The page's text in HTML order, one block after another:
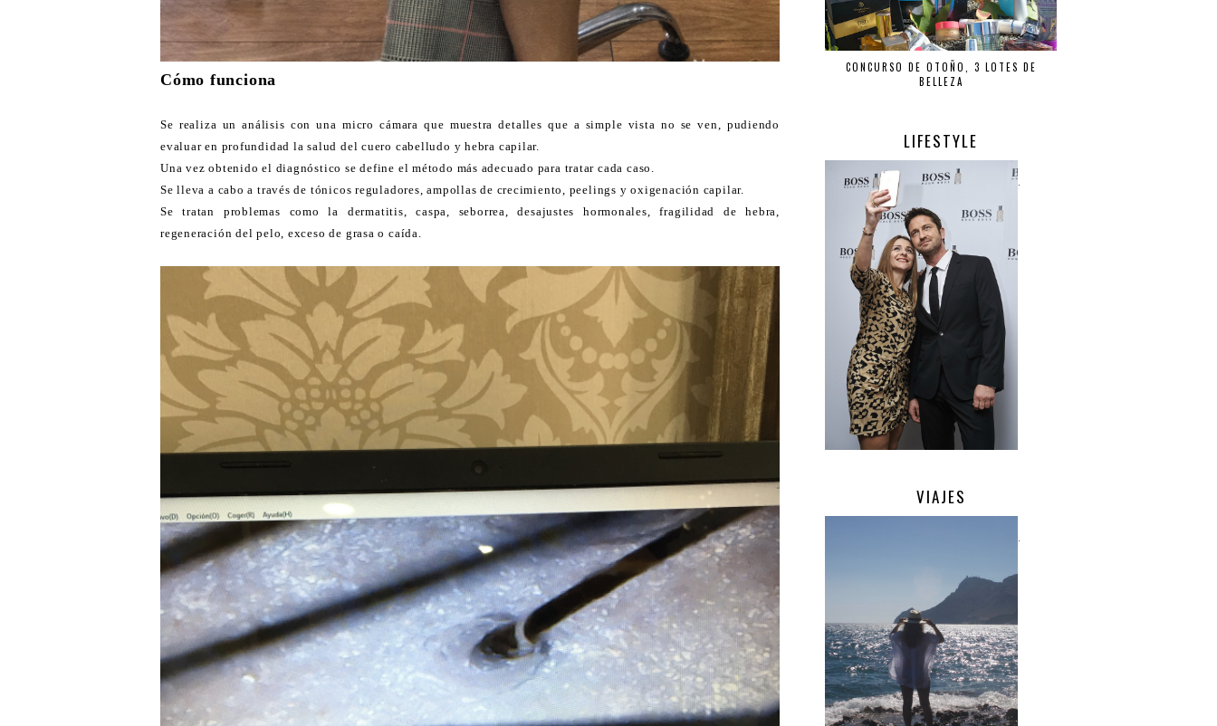
Cómo funciona
Se realiza un análisis con una micro cámara que muestra detalles que a simple vista no se ven, pudiendo
evaluar en profundidad la salud del cuero cabelludo y hebra capilar.
Una vez obtenido el diagnóstico se define el método más adecuado para tratar cada caso.
Se lleva a cabo a través de tónicos reguladores, ampollas de crecimiento, peelings y oxigenación capilar.
Se tratan problemas como la dermatitis, caspa, seborrea, desajustes hormonales, fragilidad de hebra,
regeneración del pelo, exceso de grasa o caída.
CONCURSO DE OTOÑO, 3 LOTES DE
BELLEZA
LIFESTYLE
.
VIAJES
.